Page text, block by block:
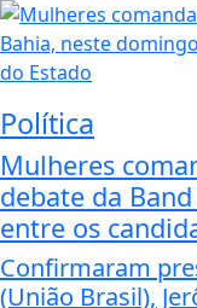
Política
Mulheres
debate da
entre os
Confirmaram
(União Brasil),